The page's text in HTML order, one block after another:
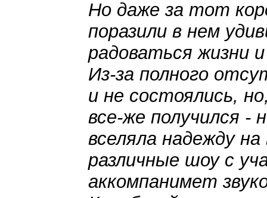
Но даже за тот
поразили в нем
радоваться жизни
Из-за полного
и не состоялись,
все-же получился -
вселяла надежду
различные шоу с
аккомпанимет